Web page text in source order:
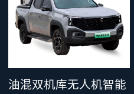
，四机协同最大载重 600 千克。
支持双电和四电两种模式，还可
灵活选择旗舰空吊和 DL200 吊运
系统。支持40公里O4图传，远距
对复杂环境。双PSDK接口，支持
油混双机库无人机智能